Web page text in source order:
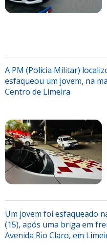
A PM (Polícia Militar)
esfaqueou um jovem, na
Centro de Limeira
Um jovem foi esfaqueado
(15), após uma briga em
Avenida Rio Claro, em